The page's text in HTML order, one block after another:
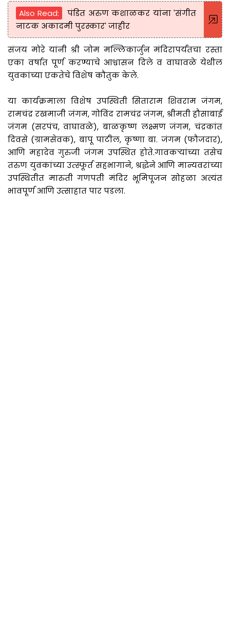
Also Read:
पंडित अरुण कशाळकर यांना 'संगीत
नाटक अकादमी पुरस्कार' जाहीर
संजय मोरे यांनी श्री जोम मल्लिकार्जुन मंदिरापर्यंतचा रस्ता
एका वर्षात पूर्ण करण्याचे आश्वासन दिले व वाघावळे येथील
युवकांच्या एकतेचे विशेष कौतुक केले.
या कार्यक्रमाला विशेष उपस्थिती सिताराम शिवराम जंगम,
रामचंद्र रखमाजी जंगम, गोविंद रामचंद्र जंगम, श्रीमती हौसाबाई
जंगम (सरपंच, वाघावळे), बाळकृष्ण लक्ष्मण जंगम, चंद्रकांत
दिवसे (ग्रामसेवक), बापू पाटील, कृष्णा बा. जंगम (फौजदार),
आणि महादेव गुरुजी जंगम उपस्थित होते.गावकऱ्यांच्या तसेच
तरुण युवकांच्या उत्स्फूर्त सहभागाने, श्रद्धेने आणि मान्यवरांच्या
उपस्थितीत मारुती गणपती मंदिर भूमिपूजन सोहळा अत्यंत
भावपूर्ण आणि उत्साहात पार पडला.